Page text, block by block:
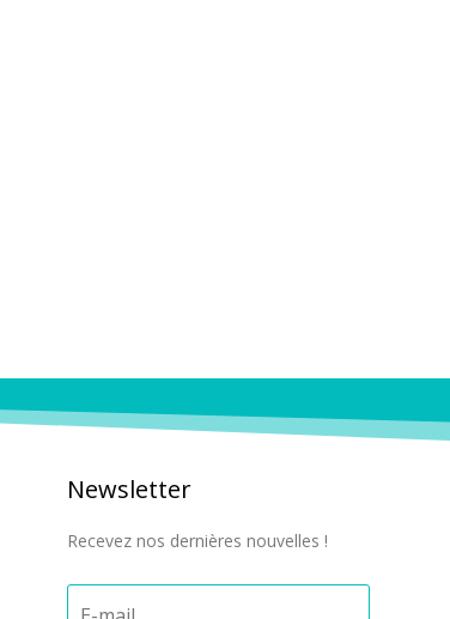
Newsletter
Recevez nos dernières nouvelles !